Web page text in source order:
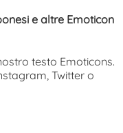
e altre Emoticon
testo Emoticons.
Twitter o